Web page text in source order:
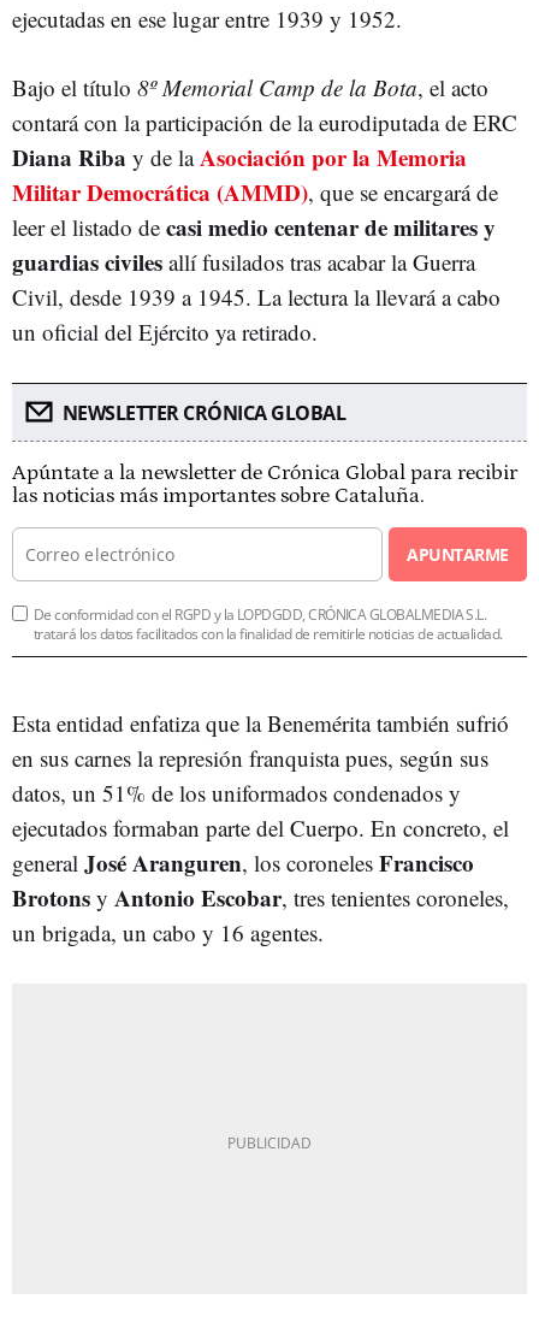
ejecutadas en ese lugar entre 1939 y 1952.
Bajo el título 8º Memorial Camp de la Bota, el acto
contará con la participación de la eurodiputada de ERC
Diana Riba y de laAsociación por la Memoria
Militar Democrática (AMMD), que se encargará de
leer el listado de casi medio centenar de militares y
guardias civiles allí fusilados tras acabar la Guerra
Civil, desde 1939 a 1945. La lectura la llevará a cabo
un oficial del Ejército ya retirado.
NEWSLETTER CRÓNICA GLOBAL
Apúntate a la newsletter de Crónica Global para recibir
las noticias más importantes sobre Cataluña.
APUNTARME
De conformidad con el RGPD y la LOPDGDD, CRÓNICA GLOBALMEDIA S.L.
tratará los datos facilitados con la finalidad de remitirle noticias de actualidad.
Esta entidad enfatiza que la Benemérita también sufrió
en sus carnes la represión franquista pues, según sus
datos, un 51% de los uniformados condenados y
ejecutados formaban parte del Cuerpo. En concreto, el
general José Aranguren, los coroneles Francisco
Brotons y Antonio Escobar, tres tenientes coroneles,
un brigada, un cabo y 16 agentes.